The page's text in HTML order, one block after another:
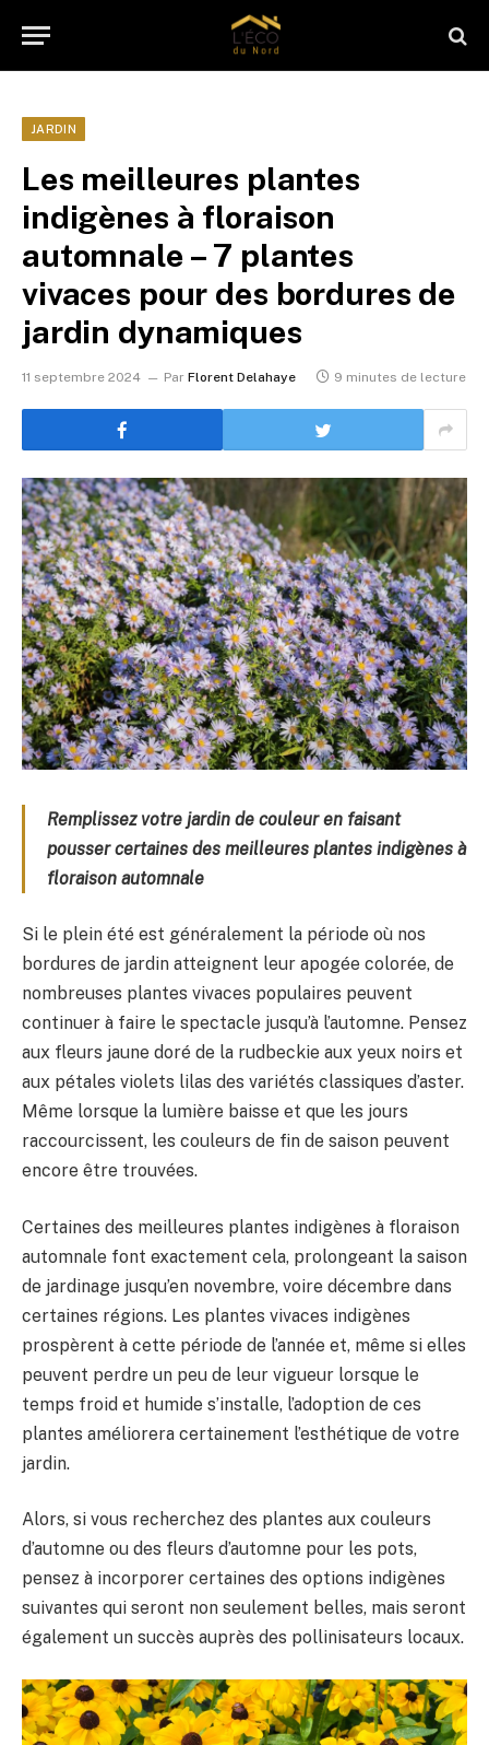
JARDIN
Les meilleures plantes
indigènes à floraison
automnale – 7 plantes
vivaces pour des bordures de
jardin dynamiques
11 septembre 2024 Par Florent Delahaye 9 minutes de lecture
Remplissez votre jardin de couleur en faisant
pousser certaines des meilleures plantes indigènes à
floraison automnale
Si le plein été est généralement la période où nos
bordures de jardin atteignent leur apogée colorée, de
nombreuses plantes vivaces populaires peuvent
continuer à faire le spectacle jusqu’à l’automne. Pensez
aux fleurs jaune doré de la rudbeckie aux yeux noirs et
aux pétales violets lilas des variétés classiques d’aster.
Même lorsque la lumière baisse et que les jours
raccourcissent, les couleurs de fin de saison peuvent
encore être trouvées.
Certaines des meilleures plantes indigènes à floraison
automnale font exactement cela, prolongeant la saison
de jardinage jusqu’en novembre, voire décembre dans
certaines régions. Les plantes vivaces indigènes
prospèrent à cette période de l’année et, même si elles
peuvent perdre un peu de leur vigueur lorsque le
temps froid et humide s’installe, l’adoption de ces
plantes améliorera certainement l’esthétique de votre
jardin.
Alors, si vous recherchez des plantes aux couleurs
d’automne ou des fleurs d’automne pour les pots,
pensez à incorporer certaines des options indigènes
suivantes qui seront non seulement belles, mais seront
également un succès auprès des pollinisateurs locaux.